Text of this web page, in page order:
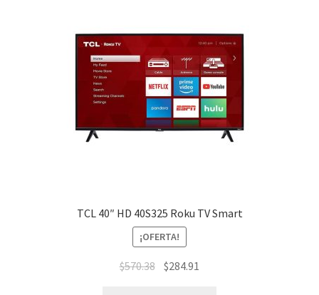
TCL 40″ HD 40S325 Roku TV Smart
¡OFERTA!
$570.38 $284.91